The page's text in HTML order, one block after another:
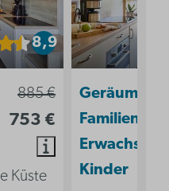
8,9
885 €
753 €
Küste
Geräumige
Kinder